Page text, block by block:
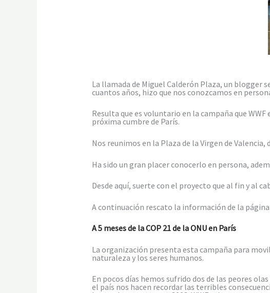
La llamada de Miguel Calderón Plaza, un blogger
cuantos años, hizo que nos conozcamos en
Resulta que es voluntario en la campaña que
próxima cumbre de París.
Nos reunimos en la Plaza de la Virgen de
Ha sido un gran placer conocerlo en persona,
Desde aquí, suerte con el proyecto que al fin y al
A continuación rescato la información de la página
A 5 meses de la COP 21 de la ONU en París
La organización presenta esta campaña para
naturaleza y los seres humanos.
En pocos días hemos sufrido dos de las peores
el país nos hacen recordar las terribles